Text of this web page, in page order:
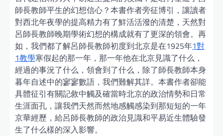
師長教師平生的幻想信心？本書作者旁征博引，讓讀者
對西北年夜學的提高精力有了鮮活活潑的清楚，天然對
呂師長教師晚期學術幻想的構成就有了更深的領會。再
如，我們都了解呂師長教師初度到北京是在1925年1對
1教學寒假起的那一年，那一年他在北京見識了什么，
經過的事況了什么，領會到了什么，除了師長教師本身
暮年自述中的寥寥數語，我們難解其詳。本書作者卻能
具體征引有關記敘中觸及確當時北京的政治情勢和日常
生涯面孔，讓我們天然而然地感觸感染到那短短的一年
京華經歷，給呂師長教師的政治見識和平易近生體驗發
生了什么樣的深入影響。